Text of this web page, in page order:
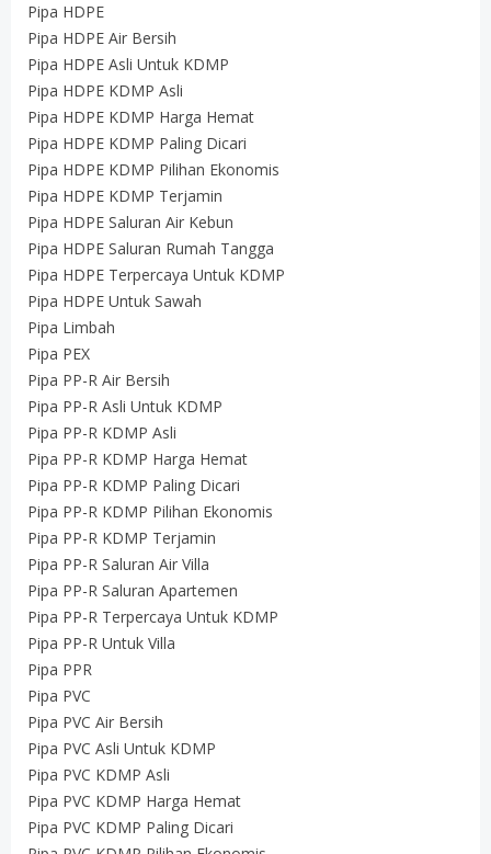
Pipa HDPE
Pipa HDPE Air Bersih
Pipa HDPE Asli Untuk KDMP
Pipa HDPE KDMP Asli
Pipa HDPE KDMP Harga Hemat
Pipa HDPE KDMP Paling Dicari
Pipa HDPE KDMP Pilihan Ekonomis
Pipa HDPE KDMP Terjamin
Pipa HDPE Saluran Air Kebun
Pipa HDPE Saluran Rumah Tangga
Pipa HDPE Terpercaya Untuk KDMP
Pipa HDPE Untuk Sawah
Pipa Limbah
Pipa PEX
Pipa PP-R Air Bersih
Pipa PP-R Asli Untuk KDMP
Pipa PP-R KDMP Asli
Pipa PP-R KDMP Harga Hemat
Pipa PP-R KDMP Paling Dicari
Pipa PP-R KDMP Pilihan Ekonomis
Pipa PP-R KDMP Terjamin
Pipa PP-R Saluran Air Villa
Pipa PP-R Saluran Apartemen
Pipa PP-R Terpercaya Untuk KDMP
Pipa PP-R Untuk Villa
Pipa PPR
Pipa PVC
Pipa PVC Air Bersih
Pipa PVC Asli Untuk KDMP
Pipa PVC KDMP Asli
Pipa PVC KDMP Harga Hemat
Pipa PVC KDMP Paling Dicari